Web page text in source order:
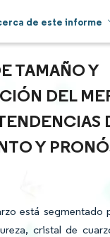
de este informe
TAMAÑO Y
DEL
Y
está
cristal de